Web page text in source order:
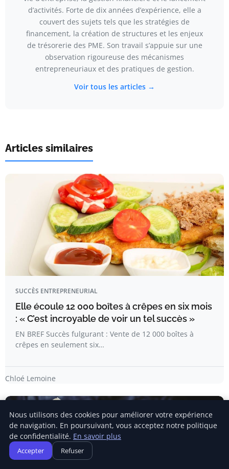
d’activités. Forte de dix années d’expérience, elle a
couvert des sujets tels que les stratégies de
financement, la création de structures et les enjeux
de trésorerie des PME. Son travail s’appuie sur une
observation rigoureuse des mécanismes
entrepreneuriaux et des pratiques de gestion.
Voir tous les articles →
Articles similaires
SUCCÈS ENTREPRENEURIAL
Elle écoule 12 000 boîtes à crêpes en six mois
: « C’est incroyable de voir un tel succès »
EN BREF Succès fulgurant : Vente de 12 000 boîtes à
crêpes en seulement six…
Chloé Lemoine
Nous utilisons des cookies pour améliorer votre expérience
de navigation. En poursuivant, vous acceptez notre politique
de confidentialité. En savoir plus
Accepter Refuser